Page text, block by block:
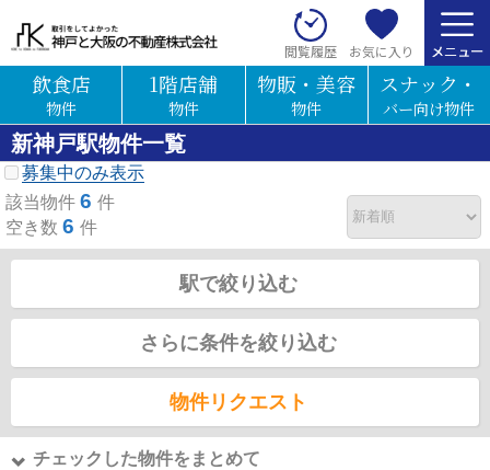
閲覧履歴 お気に入り
飲食店
物件
1階店舗
物件
物販・美容
物件
スナック・
バー向け物件
新神戸駅物件一覧
募集中のみ表示
該当物件 6 件
空き数 6 件
駅で絞り込む
さらに条件を絞り込む
物件リクエスト
チェックした物件をまとめて